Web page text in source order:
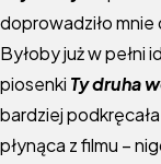
doprowadziło mnie
Byłoby już w pełni
piosenki Ty druha
bardziej
płynąca z filmu –